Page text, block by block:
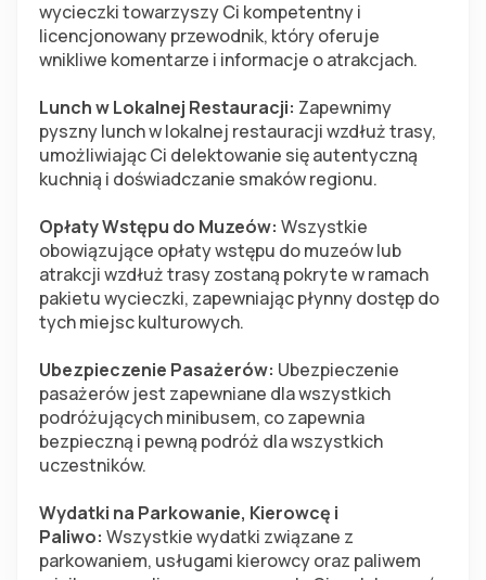
wycieczki towarzyszy Ci kompetentny i
licencjonowany przewodnik, który oferuje
wnikliwe komentarze i informacje o atrakcjach.
Lunch w Lokalnej Restauracji: Zapewnimy
pyszny lunch w lokalnej restauracji wzdłuż trasy,
umożliwiając Ci delektowanie się autentyczną
kuchnią i doświadczanie smaków regionu.
Opłaty Wstępu do Muzeów: Wszystkie
obowiązujące opłaty wstępu do muzeów lub
atrakcji wzdłuż trasy zostaną pokryte w ramach
pakietu wycieczki, zapewniając płynny dostęp do
tych miejsc kulturowych.
Ubezpieczenie Pasażerów: Ubezpieczenie
pasażerów jest zapewniane dla wszystkich
podróżujących minibusem, co zapewnia
bezpieczną i pewną podróż dla wszystkich
uczestników.
Wydatki na Parkowanie, Kierowcę i
Paliwo: Wszystkie wydatki związane z
parkowaniem, usługami kierowcy oraz paliwem